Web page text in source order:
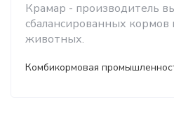
Крамар - производитель
сбалансированных
животных.
Комбикормовая